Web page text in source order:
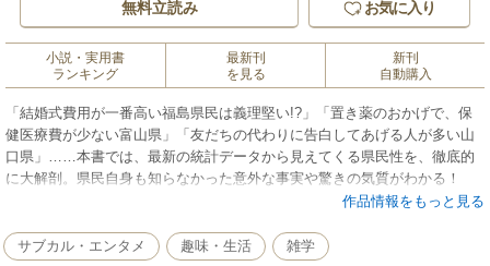
無料立読み お気に入り
小説・実用書
ランキング
最新刊
を見る
新刊
自動購入
「結婚式費用が一番高い福島県民は義理堅い!?」「置き薬のおかげで、保
健医療費が少ない富山県」「友だちの代わりに告白してあげる人が多い山
口県」……本書では、最新の統計データから見えてくる県民性を、徹底的
に大解剖。県民自身も知らなかった意外な事実や驚きの気質がわかる！
人間関係の潤滑油に、商談のネタに、地域活性化のきっかけに、と使える
作品情報をもっと見る
サブカル・エンタメ 趣味・生活 雑学